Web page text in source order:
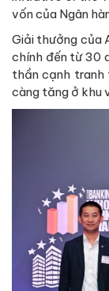
vốn của Ngân
Giải thưởng của
chính đến từ 30
thần cạnh tranh
càng tăng ở khu